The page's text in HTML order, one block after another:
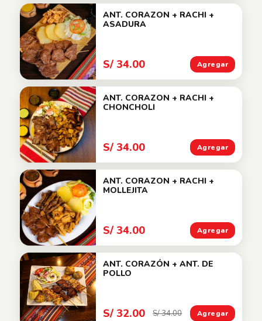
ANT. CORAZON + RACHI +
ASADURA
S/ 34.00 Agregar
ANT. CORAZON + RACHI +
CHONCHOLI
S/ 34.00 Agregar
ANT. CORAZON + RACHI +
MOLLEJITA
S/ 34.00 Agregar
ANT. CORAZÓN + ANT. DE
POLLO
S/ 32.00 S/ 34.00 Agregar